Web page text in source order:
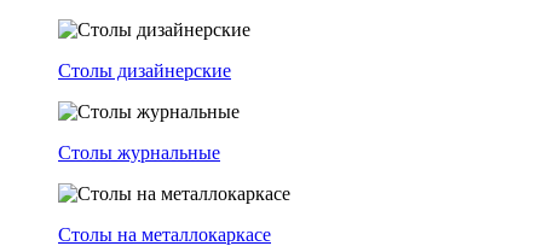
Столы дизайнерские
Столы журнальные
Столы на металлокаркасе